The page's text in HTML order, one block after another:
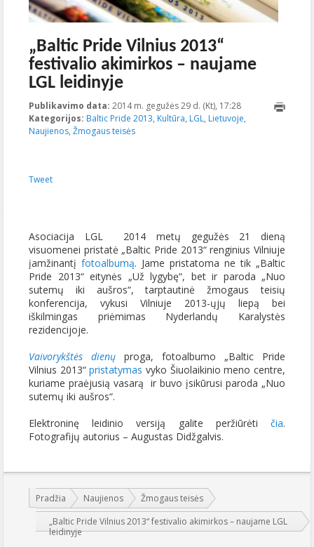
„Baltic Pride Vilnius 2013“
festivalio akimirkos – naujame
LGL leidinyje
Publikavimo data: 2014 m. gegužės 29 d. (Kt), 17:28 2014-08-
Kategorijos: Baltic Pride 2013, Kultūra, LGL, Lietuvoje,
Naujienos, Žmogaus teisės
Tweet
Asociacija LGL 2014 metų gegužės 21 dieną
visuomenei pristatė „Baltic Pride 2013“ renginius Vilniuje
įamžinantį fotoalbumą. Jame pristatoma ne tik „Baltic
Pride 2013“ eitynės „Už lygybę“, bet ir paroda „Nuo
sutemų iki aušros“, tarptautinė žmogaus teisių
konferencija, vykusi Vilniuje 2013-ųjų liepą bei
iškilmingas priėmimas Nyderlandų Karalystės
rezidencijoje.
Vaivorykštės dienų proga, fotoalbumo „Baltic Pride
Vilnius 2013“pristatymas vyko Šiuolaikinio meno centre,
kuriame praėjusią vasarą ir buvo įsikūrusi paroda „Nuo
sutemų iki aušros“.
Elektroninę leidinio versiją galite peržiūrėti čia.
Fotografijų autorius – Augustas Didžgalvis.
Jūs esate čia:
Pradžia Naujienos
Žmogaus teisės
„Baltic Pride Vilnius 2013“ festivalio akimirkos – naujame LGL
leidinyje